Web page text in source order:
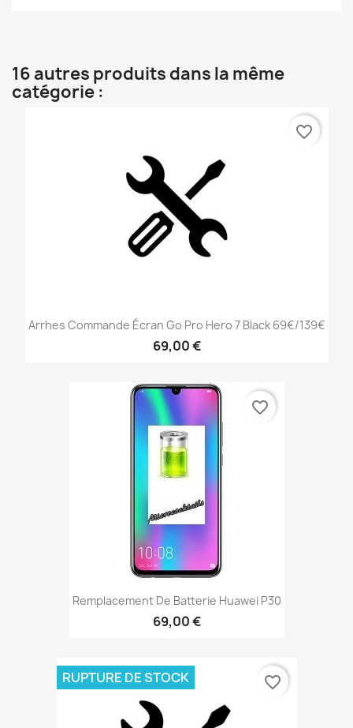
16 autres produits dans la même
catégorie :
Arrhes Commande Écran Go Pro Hero 7 Black 69€/139€
69,00 €
favorite_border
Remplacement De Batterie Huawei P30
69,00 €
favorite_border
RUPTURE DE STOCK favorite_border